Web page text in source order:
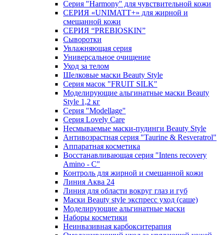
Серия "Harmony" для чувствительной кожи
СЕРИЯ «UNIMATT+» для жирной и
смешанной кожи
СЕРИЯ “PREBIOSKIN”
Сыворотки
Увлажняющая серия
Универсальное очищение
Уход за телом
Шелковые маски Beauty Style
Серия масок "FRUIT SILK"
Моделирующие альгинатные маски Beauty
Style 1,2 кг
Серия "Modellage"
Cерия Lovely Care
Несмываемые маски-пудинги Beauty Style
Антивозрастная серия "Taurine & Resveratrol"
Аппаратная косметика
Восстанавливающая серия "Intens recovery
Amino - C"
Контроль для жирной и смешанной кожи
Линия Аква 24
Линия для области вокруг глаз и губ
Маски Beauty style экспресс уход (саше)
Моделирующие альгинатные маски
Наборы косметики
Неинвазивная карбокситерапия